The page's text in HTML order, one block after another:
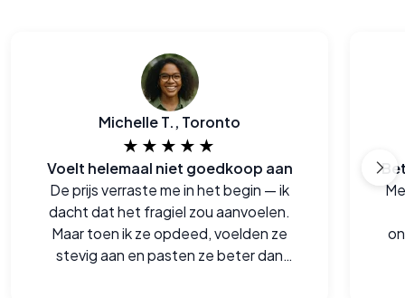
Michelle T., Toronto
★★★★★
Voelt helemaal niet goedkoop aan
De prijs verraste me in het begin — ik
dacht dat het fragiel zou aanvoelen.
Maar toen ik ze opdeed, voelden ze
stevig aan en pasten ze beter dan